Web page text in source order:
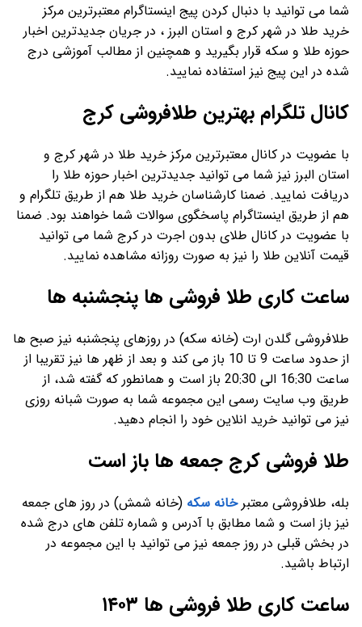
شما می توانید با دنبال کردن پیج اینستاگرام معتبرترین مرکز
خرید طلا در شهر کرج و استان البرز ، در جریان جدیدترین اخبار
حوزه طلا و سکه قرار بگیرید و همچنین از مطالب آموزشی درج
شده در این پیج نیز استفاده نمایید.
کانال تلگرام بهترین طلافروشی کرج
با عضویت در کانال معتبرترین مرکز خرید طلا در شهر کرج و
استان البرز نیز شما می توانید جدیدترین اخبار حوزه طلا را
دریافت نمایید. ضمنا کارشناسان خرید طلا هم از طریق تلگرام و
هم از طریق اینستاگرام پاسخگوی سوالات شما خواهند بود. ضمنا
با عضویت در کانال طلای بدون اجرت در کرج شما می توانید
قیمت آنلاین طلا را نیز به صورت روزانه مشاهده نمایید.
ساعت کاری طلا فروشی ها پنجشنبه ها
طلافروشی گلدن ارت (خانه سکه) در روزهای پنجشنبه نیز صبح ها
از حدود ساعت 9 تا 10 باز می کند و بعد از ظهر ها نیز تقریبا از
ساعت 16:30 الی 20:30 باز است و همانطور که گفته شد، از
طریق وب سایت رسمی این مجموعه شما به صورت شبانه روزی
نیز می توانید خرید انلاین خود را انجام دهید.
طلا فروشی کرج جمعه ها باز است
بله، طلافروشی معتبرخانه سکه (خانه شمش) در روز های جمعه
نیز باز است و شما مطابق با آدرس و شماره تلفن های درج شده
در بخش قبلی در روز جمعه نیز می توانید با این مجموعه در
ارتباط باشید.
ساعت کاری طلا فروشی ها ۱۴۰۳